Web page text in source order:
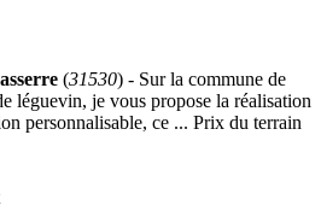
(31530) - Sur la commune de
léguevin, je vous propose la réalisation
personnalisable, ce ... Prix du terrain